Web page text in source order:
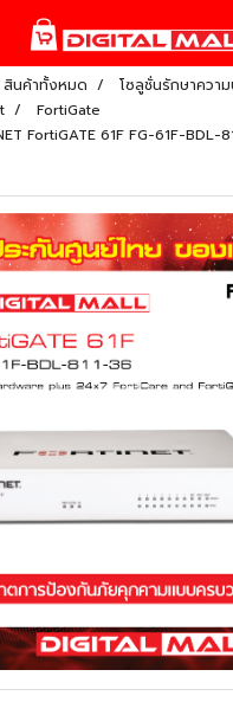
สินค้าทั้งหมด
โซลูชั่นรักษาควา
FortiGate
FortiGATE 61F FG-61F-BDL-